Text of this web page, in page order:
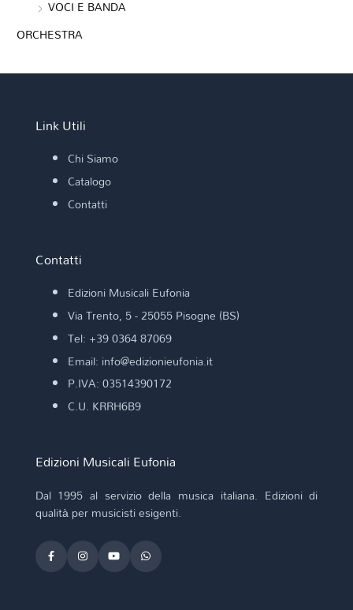
VOCI E BANDA
ORCHESTRA
Link Utili
Chi Siamo
Catalogo
Contatti
Contatti
Edizioni Musicali Eufonia
Via Trento, 5 - 25055 Pisogne (BS)
Tel: +39 0364 87069
Email: info@edizionieufonia.it
P.IVA: 03514390172
C.U. KRRH6B9
Edizioni Musicali Eufonia
Dal 1995 al servizio della musica italiana. Edizioni di
qualità per musicisti esigenti.